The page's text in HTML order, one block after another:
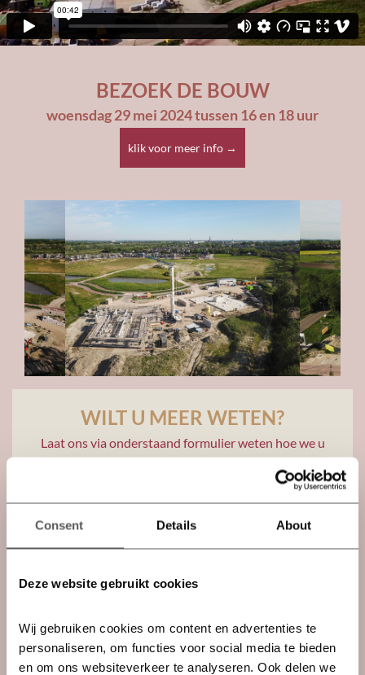
Consent Details About
Deze website gebruikt cookies
Wij gebruiken cookies om content en advertenties te
personaliseren, om functies voor social media te bieden
en om ons websiteverkeer te analyseren. Ook delen we
BEZOEK DE BOUW
woensdag 29 mei 2024 tussen 16 en 18 uur
klik voor meer info →
WILT U MEER WETEN?
Laat ons via onderstaand formulier weten hoe we u
kunnen helpen.
Ik wil graag alle verkoopinformatie gebundeld
ontvangen
Ik wil graag teruggebeld worden